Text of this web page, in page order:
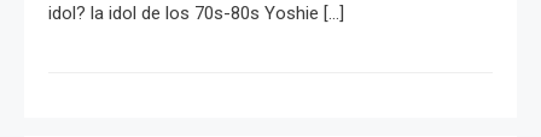
idol? la idol de los 70s-80s Yoshie […]